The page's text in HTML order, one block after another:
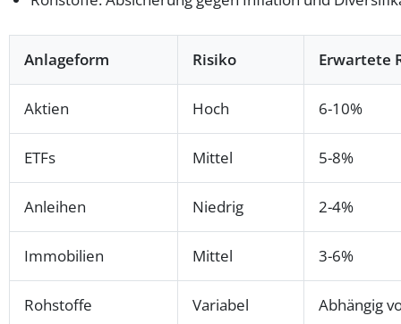
Anlageform Risiko Erwartete
Aktien Hoch 6-10%
ETFs Mittel 5-8%
Anleihen Niedrig 2-4%
Immobilien Mittel 3-6%
Rohstoffe Variabel Abhängig